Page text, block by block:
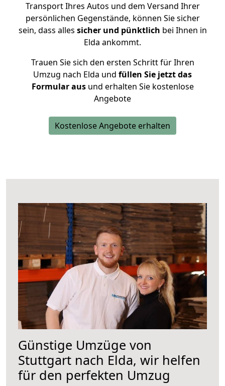
Transport Ihres Autos und dem Versand Ihrer
persönlichen Gegenstände, können Sie sicher
sein, dass alles sicher und pünktlich bei Ihnen in
Elda ankommt.
Trauen Sie sich den ersten Schritt für Ihren
Umzug nach Elda und füllen Sie jetzt das
Formular ausund erhalten Sie kostenlose
Angebote
Kostenlose Angebote erhalten
Günstige Umzüge von
Stuttgart nach Elda, wir helfen
für den perfekten Umzug